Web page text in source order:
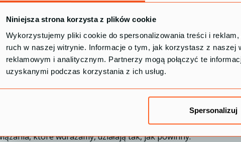
Niniejsza strona korzysta z plików cookie
Wykorzystujemy pliki cookie do spersonalizowania treści i
ruch w naszej witrynie. Informacje o tym, jak korzystasz z naszej
reklamowym i analitycznym. Partnerzy mogą połączyć te
uzyskanymi podczas korzystania z ich usług.
Spersonalizuj
nam wierzyć
Wystarczy,
na wyniki
pokrycia. Zanim coś zaproponujemy, robimy porządną
które wdrażamy, działają tak, jak powinny.